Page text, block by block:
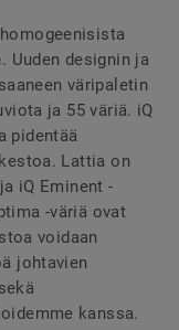
Uuden designin ja
väripaletin
ja 55 väriä. iQ
pidentää
Lattia on
iQ Eminent -
-väriä ovat
voidaan
johtavien
kanssa.